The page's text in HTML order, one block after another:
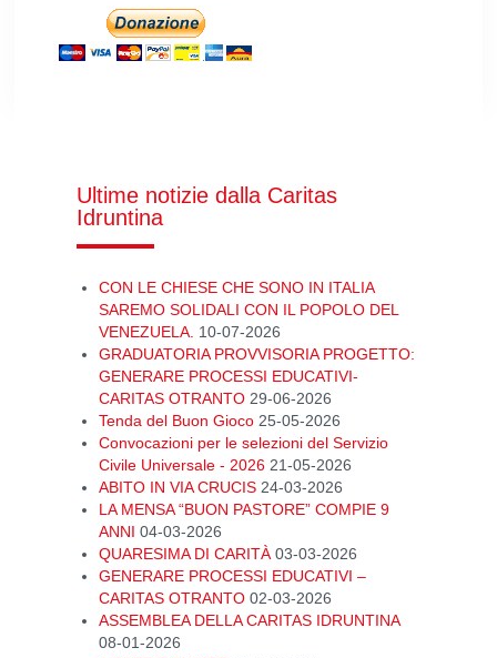
Ultime notizie dalla Caritas
Idruntina
CON LE CHIESE CHE SONO IN ITALIA
SAREMO SOLIDALI CON IL POPOLO DEL
VENEZUELA. 10-07-2026
GRADUATORIA PROVVISORIA PROGETTO:
GENERARE PROCESSI EDUCATIVI-
CARITAS OTRANTO 29-06-2026
Tenda del Buon Gioco 25-05-2026
Convocazioni per le selezioni del Servizio
Civile Universale - 2026 21-05-2026
ABITO IN VIA CRUCIS 24-03-2026
LA MENSA “BUON PASTORE” COMPIE 9
ANNI
04-03-2026
QUARESIMA DI CARITÀ 03-03-2026
GENERARE PROCESSI EDUCATIVI –
CARITAS OTRANTO 02-03-2026
ASSEMBLEA DELLA CARITAS IDRUNTINA
08-01-2026